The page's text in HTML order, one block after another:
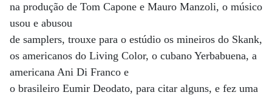
na produção de Tom Capone e Mauro Manzoli, o músico
usou e abusou
de samplers, trouxe para o estúdio os mineiros do Skank,
os americanos do Living Color, o cubano Yerbabuena, a
americana Ani Di Franco e
o brasileiro Eumir Deodato, para citar alguns, e fez uma